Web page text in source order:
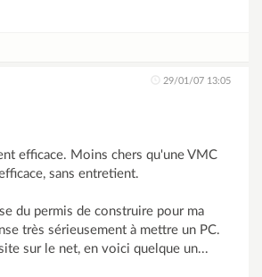
29/01/07 13:05
efficace. Moins chers qu'une VMC
sans entretient.
du permis de construire pour ma
très sérieusement à mettre un PC.
sur le net, en voici quelque un...